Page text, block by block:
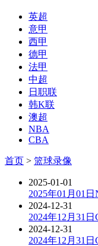
英超
意甲
西甲
德甲
法甲
中超
日职联
韩K联
澳超
NBA
CBA
首页 > 篮球录像
2025-01-01
2025年01月01
2024-12-31
2024年12月31
2024-12-31
2024年12月31